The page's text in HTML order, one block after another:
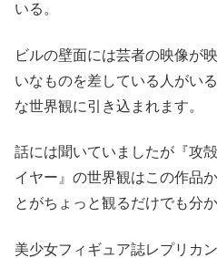
いる。
ビルの壁面には芸者の映像が
いなものを差している人がい
な世界観に引き込まれます。
話には聞いていましたが『攻
イヤー』の世界観はこの作品
とがちょっと観るだけでも分か
美少女フィギュア誌レプリカ